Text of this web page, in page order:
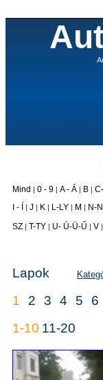
Mind | 0 - 9 | A - Á | B |
I - Í | J | K | L-LY | M | N-
SZ | T-TY | U- Ú-Ü-Ű | V |
Lapok
1 2 3 4 5 6
1-10 11-20